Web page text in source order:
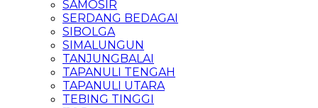
SAMOSIR
SERDANG BEDAGAI
SIBOLGA
SIMALUNGUN
TANJUNGBALAI
TAPANULI TENGAH
TAPANULI UTARA
TEBING TINGGI